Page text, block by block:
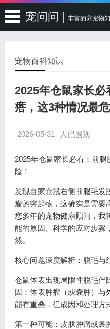
宠问问 | 丰富的养宠物
宠物百科知识
2025年仓鼠家长
瘩，这3种情况最危
2026-05-31 人已围观
2025年仓鼠家长必看：前
险！
发现自家仓鼠右侧前腿毛发
瘤的突起物，这确实是需要
您多年的宠物健康顾问，我
能的原因、科学的应对步骤
然。
核心问题深度解析：脱毛与
仓鼠体表出现局限性脱毛伴
因：体表肿瘤（或囊肿）与
能有重叠，但成因和处理方
第一种可能：皮肤肿瘤或囊